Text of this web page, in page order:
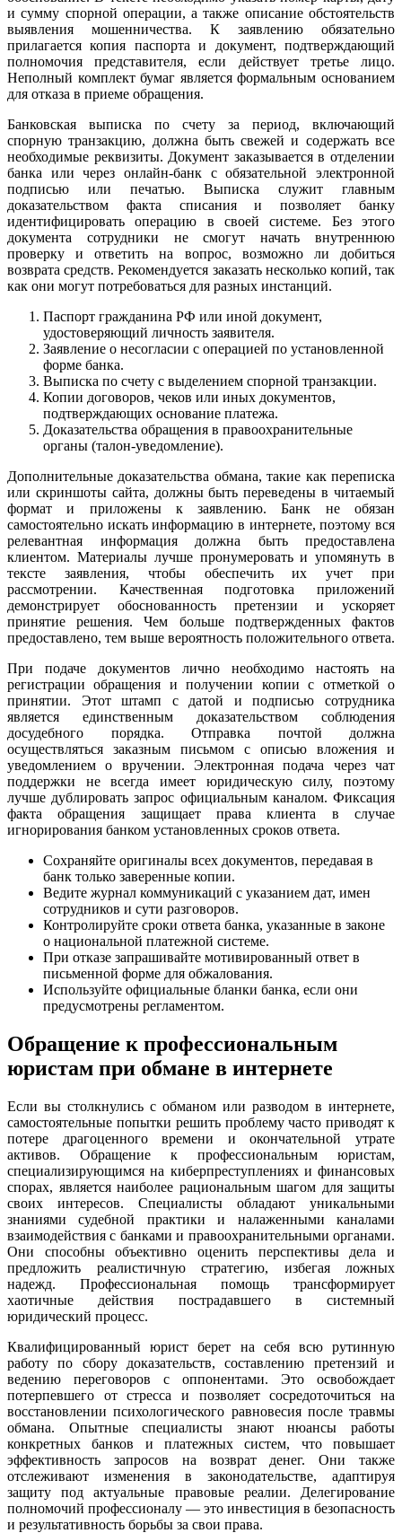
и сумму спорной операции, а также описание обстоятельств
выявления мошенничества. К заявлению обязательно
прилагается копия паспорта и документ, подтверждающий
полномочия представителя, если действует третье лицо.
Неполный комплект бумаг является формальным основанием
для отказа в приеме обращения.
Банковская выписка по счету за период, включающий
спорную транзакцию, должна быть свежей и содержать все
необходимые реквизиты. Документ заказывается в отделении
банка или через онлайн-банк с обязательной электронной
подписью или печатью. Выписка служит главным
доказательством факта списания и позволяет банку
идентифицировать операцию в своей системе. Без этого
документа сотрудники не смогут начать внутреннюю
проверку и ответить на вопрос, возможно ли добиться
возврата средств. Рекомендуется заказать несколько копий, так
как они могут потребоваться для разных инстанций.
Паспорт гражданина РФ или иной документ,
удостоверяющий личность заявителя.
Заявление о несогласии с операцией по установленной
форме банка.
Выписка по счету с выделением спорной транзакции.
Копии договоров, чеков или иных документов,
подтверждающих основание платежа.
Доказательства обращения в правоохранительные
органы (талон-уведомление).
Дополнительные доказательства обмана, такие как переписка
или скриншоты сайта, должны быть переведены в читаемый
формат и приложены к заявлению. Банк не обязан
самостоятельно искать информацию в интернете, поэтому вся
релевантная информация должна быть предоставлена
клиентом. Материалы лучше пронумеровать и упомянуть в
тексте заявления, чтобы обеспечить их учет при
рассмотрении. Качественная подготовка приложений
демонстрирует обоснованность претензии и ускоряет
принятие решения. Чем больше подтвержденных фактов
предоставлено, тем выше вероятность положительного ответа.
При подаче документов лично необходимо настоять на
регистрации обращения и получении копии с отметкой о
принятии. Этот штамп с датой и подписью сотрудника
является единственным доказательством соблюдения
досудебного порядка. Отправка почтой должна
осуществляться заказным письмом с описью вложения и
уведомлением о вручении. Электронная подача через чат
поддержки не всегда имеет юридическую силу, поэтому
лучше дублировать запрос официальным каналом. Фиксация
факта обращения защищает права клиента в случае
игнорирования банком установленных сроков ответа.
Сохраняйте оригиналы всех документов, передавая в
банк только заверенные копии.
Ведите журнал коммуникаций с указанием дат, имен
сотрудников и сути разговоров.
Контролируйте сроки ответа банка, указанные в законе
о национальной платежной системе.
При отказе запрашивайте мотивированный ответ в
письменной форме для обжалования.
Используйте официальные бланки банка, если они
предусмотрены регламентом.
Обращение к профессиональным
юристам при обмане в интернете
Если вы столкнулись с обманом или разводом в интернете,
самостоятельные попытки решить проблему часто приводят к
потере драгоценного времени и окончательной утрате
активов. Обращение к профессиональным юристам,
специализирующимся на киберпреступлениях и финансовых
спорах, является наиболее рациональным шагом для защиты
своих интересов. Специалисты обладают уникальными
знаниями судебной практики и налаженными каналами
взаимодействия с банками и правоохранительными органами.
Они способны объективно оценить перспективы дела и
предложить реалистичную стратегию, избегая ложных
надежд. Профессиональная помощь трансформирует
хаотичные действия пострадавшего в системный
юридический процесс.
Квалифицированный юрист берет на себя всю рутинную
работу по сбору доказательств, составлению претензий и
ведению переговоров с оппонентами. Это освобождает
потерпевшего от стресса и позволяет сосредоточиться на
восстановлении психологического равновесия после травмы
обмана. Опытные специалисты знают нюансы работы
конкретных банков и платежных систем, что повышает
эффективность запросов на возврат денег. Они также
отслеживают изменения в законодательстве, адаптируя
защиту под актуальные правовые реалии. Делегирование
полномочий профессионалу — это инвестиция в безопасность
и результативность борьбы за свои права.